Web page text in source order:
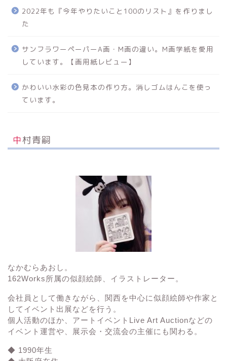
2022年も『今年やりたいこと100のリスト』を作りまし
た
サンフラワーペーパーA画・M画の違い。M画学紙を愛用
しています。【画用紙レビュー】
かわいい水彩の色見本の作り方。消しゴムはんこを使っ
ています。
中村青嗣
なかむらあおし。
162Works所属の似顔絵師、イラストレーター。
会社員として働きながら、関西を中心に似顔絵師や作家と
してイベント出展などを行う。
個人活動のほか、アートイベント Live Art Auctionなどの
イベント運営や、展示会・交流会の主催にも関わる。
◆ 1990年生